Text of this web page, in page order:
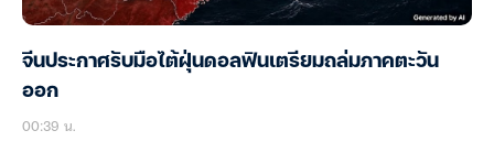
จีนประกาศรับมือไต้ฝุ่นดอลฟินเตรียมถล่มภาคตะวัน
ออก
00:39 น.